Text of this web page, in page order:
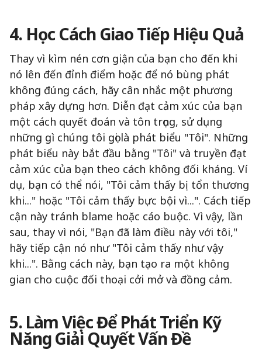
4. Học Cách Giao Tiếp Hiệu Quả
Thay vì kìm nén cơn giận của bạn cho đến khi
nó lên đến đỉnh điểm hoặc để nó bùng phát
không đúng cách, hãy cân nhắc một phương
pháp xây dựng hơn. Diễn đạt cảm xúc của bạn
một cách quyết đoán và tôn trọng, sử dụng
những gì chúng tôi gọi là phát biểu "Tôi". Những
phát biểu này bắt đầu bằng "Tôi" và truyền đạt
cảm xúc của bạn theo cách không đối kháng. Ví
dụ, bạn có thể nói, "Tôi cảm thấy bị tổn thương
khi..." hoặc "Tôi cảm thấy bực bội vì...". Cách tiếp
cận này tránh blame hoặc cáo buộc. Vì vậy, lần
sau, thay vì nói, "Bạn đã làm điều này với tôi,"
hãy tiếp cận nó như "Tôi cảm thấy như vậy
khi...". Bằng cách này, bạn tạo ra một không
gian cho cuộc đối thoại cởi mở và đồng cảm.
5. Làm Việc Để Phát Triển Kỹ
Năng Giải Quyết Vấn Đề